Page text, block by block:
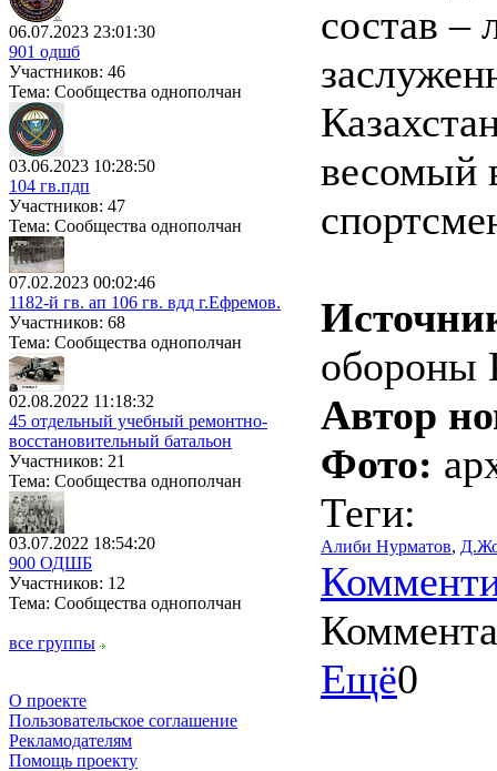
06.07.2023 23:01:30
901 одшб
Участников: 46
Тема: Сообщества однополчан
03.06.2023 10:28:50
104 гв.пдп
Участников: 47
Тема: Сообщества однополчан
07.02.2023 00:02:46
1182-й гв. ап 106 гв. вдд г.Ефремов.
Участников: 68
Тема: Сообщества однополчан
02.08.2022 11:18:32
45 отдельный учебный ремонтно-
восстановительный батальон
Участников: 21
Тема: Сообщества однополчан
03.07.2022 18:54:20
900 ОДШБ
Участников: 12
Тема: Сообщества однополчан
все группы
О проекте
Пользовательское соглашение
Рекламодателям
Помощь проекту
состав –
весомый
обороны
Автор
Фото:
Теги:
Алиби Нурматов,
Ещё0